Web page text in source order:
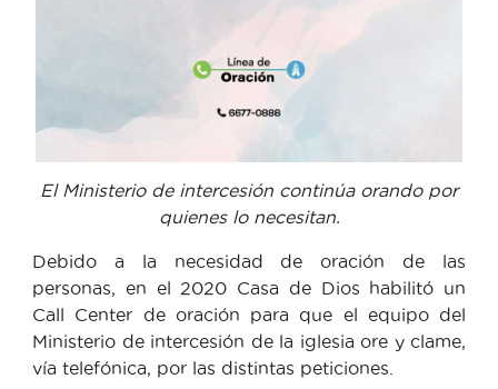
El Ministerio de intercesión continúa orando por
quienes lo necesitan.
Debido a la necesidad de oración de las
personas, en el 2020 Casa de Dios habilitó un
Call Center de oración para que el equipo del
Ministerio de intercesión de la iglesia ore y clame,
vía telefónica, por las distintas peticiones.